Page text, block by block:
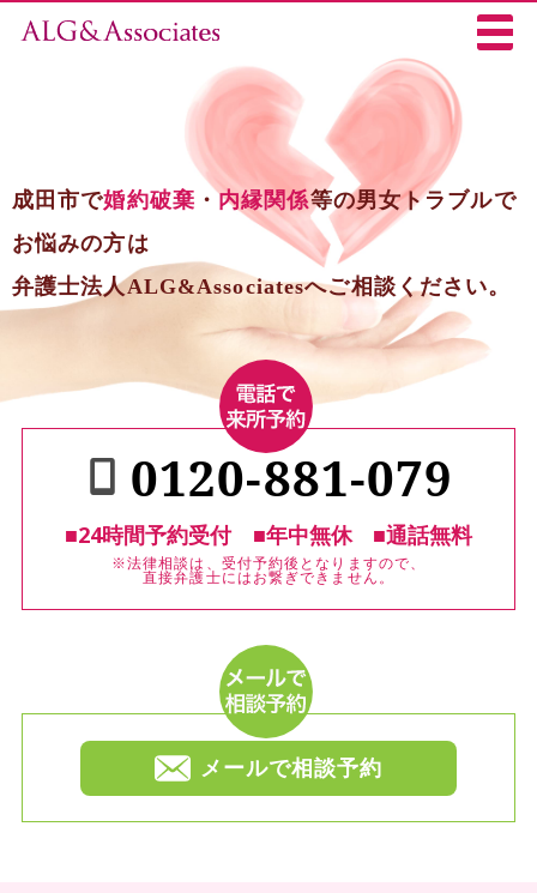
成田市で婚約破棄 ・内縁関係等の男女トラブルで
お悩みの方は
弁護士法人ALG&Associatesへご相談ください。
0120-881-079
■24時間予約受付 ■年中無休 ■通話無料
※法律相談は、受付予約後となりますので、
直接弁護士にはお繋ぎできません。
メールで相談予約